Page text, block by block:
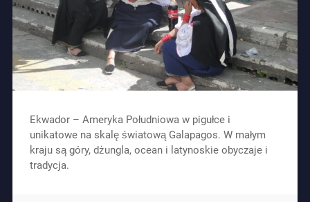
Ekwador – Ameryka Południowa w pigułce i
unikatowe na skalę światową Galapagos. W małym
kraju są góry, dżungla, ocean i latynoskie obyczaje i
tradycja.